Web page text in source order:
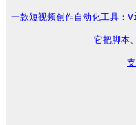
一款短视频创作自动化工具
它把脚本